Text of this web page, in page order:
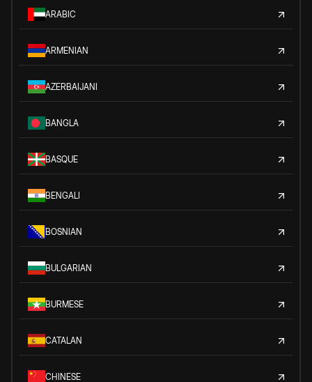
ARABIC
ARMENIAN
AZERBAIJANI
BANGLA
BASQUE
BENGALI
BOSNIAN
BULGARIAN
BURMESE
CATALAN
CHINESE